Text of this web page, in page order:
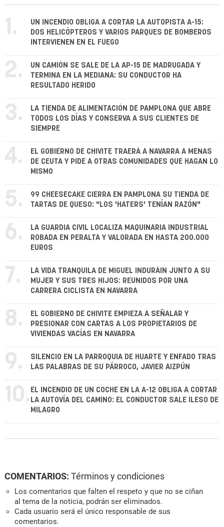
1.
UN INCENDIO OBLIGA A CORTAR LA AUTOPISTA A-15:
DOS HELICÓPTEROS Y VARIOS PARQUES DE BOMBEROS
INTERVIENEN EN EL FUEGO
2.
UN CAMIÓN SE SALE DE LA AP-15 DE MADRUGADA Y
TERMINA EN LA MEDIANA: SU CONDUCTOR HA
RESULTADO HERIDO
3.
LA TIENDA DE ALIMENTACIÓN DE PAMPLONA QUE ABRE
TODOS LOS DÍAS Y CONSERVA A SUS CLIENTES DE
SIEMPRE
4.
EL GOBIERNO DE CHIVITE TRAERÁ A NAVARRA A MENAS
DE CEUTA Y PIDE A OTRAS COMUNIDADES QUE HAGAN LO
MISMO
5.
99 CHEESECAKE CIERRA EN PAMPLONA SU TIENDA DE
TARTAS DE QUESO: "LOS 'HATERS' TENÍAN RAZÓN"
6.
LA GUARDIA CIVIL LOCALIZA MAQUINARIA INDUSTRIAL
ROBADA EN PERALTA Y VALORADA EN HASTA 200.000
EUROS
7.
LA VIDA TRANQUILA DE MIGUEL INDURÁIN JUNTO A SU
MUJER Y SUS TRES HIJOS: REUNIDOS POR UNA
CARRERA CICLISTA EN NAVARRA
8.
EL GOBIERNO DE CHIVITE EMPIEZA A SEÑALAR Y
PRESIONAR CON CARTAS A LOS PROPIETARIOS DE
VIVIENDAS VACÍAS EN NAVARRA
9.
SILENCIO EN LA PARROQUIA DE HUARTE Y ENFADO TRAS
LAS PALABRAS DE SU PÁRROCO, JAVIER AIZPÚN
10. EL INCENDIO DE UN COCHE EN LA A-12 OBLIGA A CORTAR
LA AUTOVÍA DEL CAMINO: EL CONDUCTOR SALE ILESO DE
MILAGRO
COMENTARIOS: Términos y condiciones
Los comentarios que falten el respeto y que no se ciñan
al tema de la noticia, podrán ser eliminados.
Cada usuario será el único responsable de sus
comentarios.